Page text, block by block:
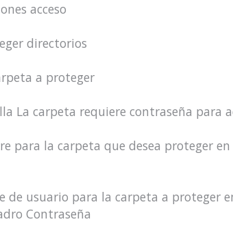
acceso
directorios
a proteger
La carpeta requiere contraseña para
para la carpeta que desea proteger
de usuario para la carpeta a proteger
Contraseña